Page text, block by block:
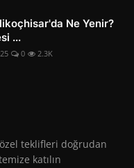
Ne Yenir?
...
0 2.3K
teklifleri doğrudan
katılın